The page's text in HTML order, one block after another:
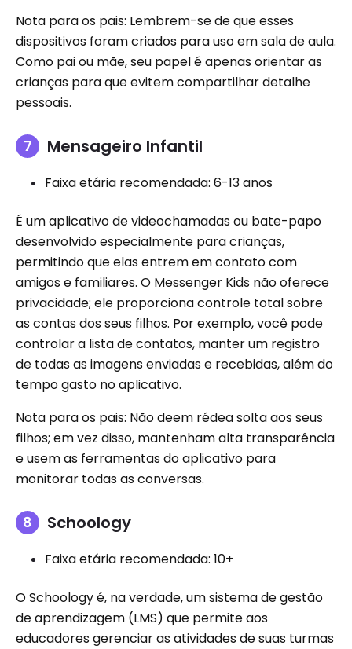
Nota para os pais: Lembrem-se de que esses
dispositivos foram criados para uso em sala de aula.
Como pai ou mãe, seu papel é apenas orientar as
crianças para que evitem compartilhar detalhe
pessoais.
Mensageiro Infantil
Faixa etária recomendada: 6-13 anos
É um aplicativo de videochamadas ou bate-papo
desenvolvido especialmente para crianças,
permitindo que elas entrem em contato com
amigos e familiares. O Messenger Kids não oferece
privacidade; ele proporciona controle total sobre
as contas dos seus filhos. Por exemplo, você pode
controlar a lista de contatos, manter um registro
de todas as imagens enviadas e recebidas, além do
tempo gasto no aplicativo.
Nota para os pais: Não deem rédea solta aos seus
filhos; em vez disso, mantenham alta transparência
e usem as ferramentas do aplicativo para
monitorar todas as conversas.
Schoology
Faixa etária recomendada: 10+
O Schoology é, na verdade, um sistema de gestão
de aprendizagem (LMS) que permite aos
educadores gerenciar as atividades de suas turmas